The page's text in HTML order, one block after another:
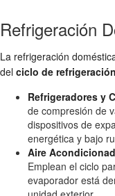
Refrigeración
La refrigeración
del ciclo de refrigeración
Refrigeradores y
de compresión de
dispositivos de
energética y bajo
Aire
Emplean el ciclo
evaporador está